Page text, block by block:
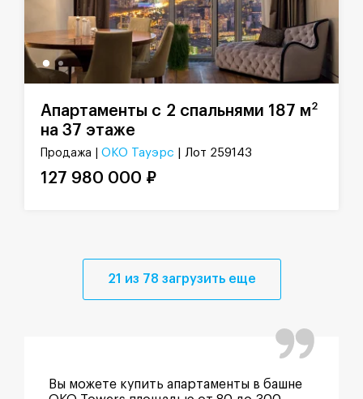
Апартаменты с 2 спальнями 187 м2
на 37 этаже
Продажа | ОКО Тауэрс | Лот 259143
127 980 000 ₽
21 из 78 загрузить еще
Вы можете купить апартаменты в башне